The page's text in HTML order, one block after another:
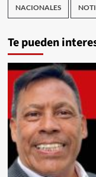
NACIONALES
Te pueden